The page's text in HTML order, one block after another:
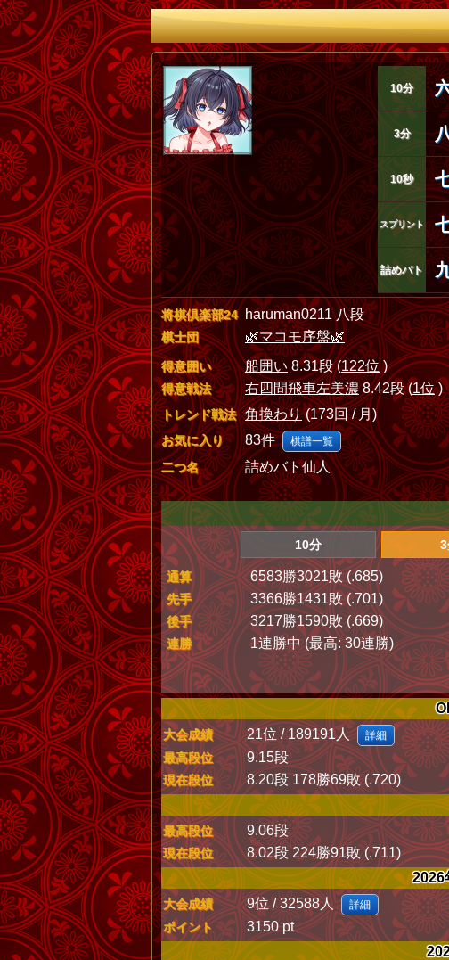
10分
3分
10秒
スプリント
詰めバト
将棋倶楽部24 haruman0211 八段
棋士団 🌿マコモ序盤🌿
得意囲い 船囲い 8.31段 (122位)
得意戦法 右四間飛車左美濃8.42段 (1位)
トレンド戦法 角換わり(173回 / 月)
お気に入り 83件 棋譜一覧
二つ名 詰めバト仙人
10分
通算 6583勝3021敗 (.685)
先手 3366勝1431敗 (.701)
後手 3217勝1590敗 (.669)
連勝 1連勝中 (最高: 30連勝)
大会成績 21位 / 189191人 詳細
最高段位 9.15段
現在段位
8.20段 178勝69敗 (.720)
最高段位 9.06段
現在段位
8.02段 224勝91敗 (.711)
2026
大会成績 9位 / 32588人 詳細
ポイント
3150 pt